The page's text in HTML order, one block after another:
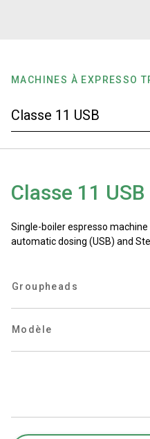
MACHINES À EXPRESSO
Classe 11 USB
Single-boiler espresso
automatic dosing (USB) and
Groupheads
Modèle
Nos laboratoires
Durabilité
Connect
Nous contacter
Politique de confidentialité